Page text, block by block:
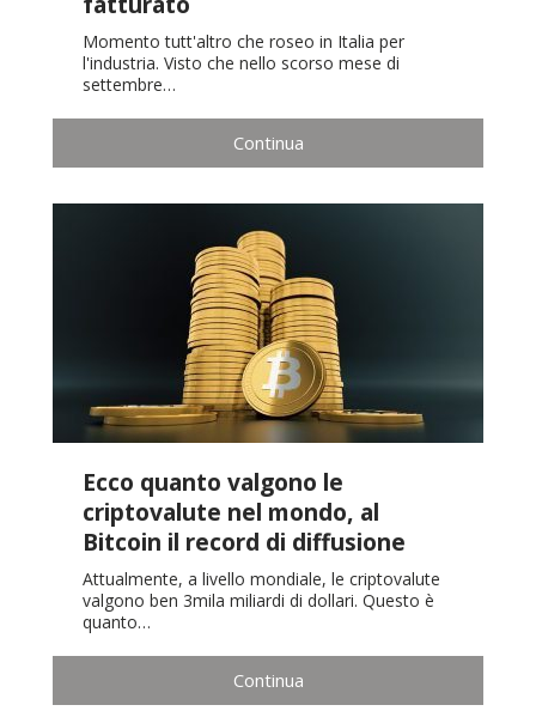
Momento tutt'altro che roseo in Italia per
l'industria. Visto che nello scorso mese di
settembre…
Continua
Ecco quanto valgono le
criptovalute nel mondo, al
Bitcoin il record di diffusione
Attualmente, a livello mondiale, le criptovalute
valgono ben 3mila miliardi di dollari. Questo è
quanto…
Continua